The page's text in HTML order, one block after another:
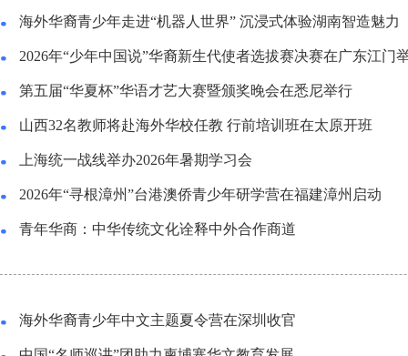
海外华裔青少年走进“机器人世界” 沉浸式体验湖南智造魅力
2026年“少年中国说”华裔新生代使者选拔赛决赛在广东江门
第五届“华夏杯”华语才艺大赛暨颁奖晚会在悉尼举行
山西32名教师将赴海外华校任教 行前培训班在太原开班
上海统一战线举办2026年暑期学习会
2026年“寻根漳州”台港澳侨青少年研学营在福建漳州启动
青年华商：中华传统文化诠释中外合作商道
海外华裔青少年中文主题夏令营在深圳收官